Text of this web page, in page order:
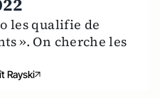
les qualifie de
». On cherche les
Rayski